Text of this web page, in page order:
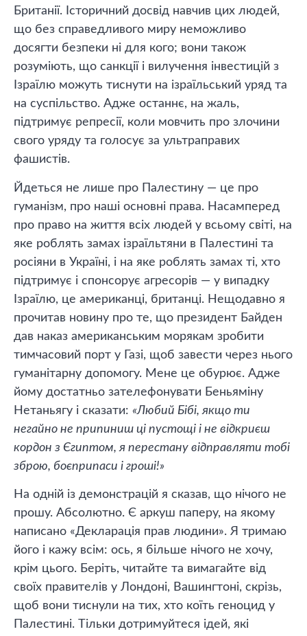
Британії. Історичний досвід навчив цих людей,
що без справедливого миру неможливо
досягти безпеки ні для кого; вони також
розуміють, що санкції і вилучення інвестицій з
Ізраїлю можуть тиснути на ізраїльський уряд та
на суспільство. Адже останнє, на жаль,
підтримує репресії, коли мовчить про злочини
свого уряду та голосує за ультраправих
фашистів.
Йдеться не лише про Палестину — це про
гуманізм, про наші основні права. Насамперед
про право на життя всіх людей у ​​всьому світі, на
яке роблять замах ізраїльтяни в Палестині та
росіяни в Україні, і на яке роблять замах ті, хто
підтримує і спонсорує агресорів — у випадку
Ізраїлю, це американці, британці. Нещодавно я
прочитав новину про те, що президент Байден
дав наказ американським морякам зробити
тимчасовий порт у Газі, щоб завести через нього
гуманітарну допомогу. Мене це обурює. Адже
йому достатньо зателефонувати Беньяміну
Нетаньягу і сказати: «Любий Бібі, якщо ти
негайно не припиниш ці пустощі і не відкриєш
кордон з Єгиптом, я перестану відправляти тобі
зброю, боєприпаси і гроші!»
На одній із демонстрацій я сказав, що нічого не
прошу. Абсолютно. Є аркуш паперу, на якому
написано «Декларація прав людини». Я тримаю
його і кажу всім: ось, я більше нічого не хочу,
крім цього. Беріть, читайте та вимагайте від
своїх правителів у Лондоні, Вашингтоні, скрізь,
щоб вони тиснули на тих, хто коїть геноцид у
Палестині. Тільки дотримуйтеся ідей, які